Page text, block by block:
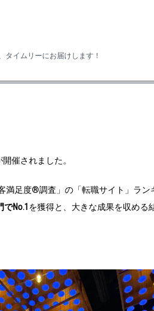
タイムリーにお届けします！
催されました。
満足度®調査」の「転職サイト」ラン
No.1 を獲得と、大きな成果を収める